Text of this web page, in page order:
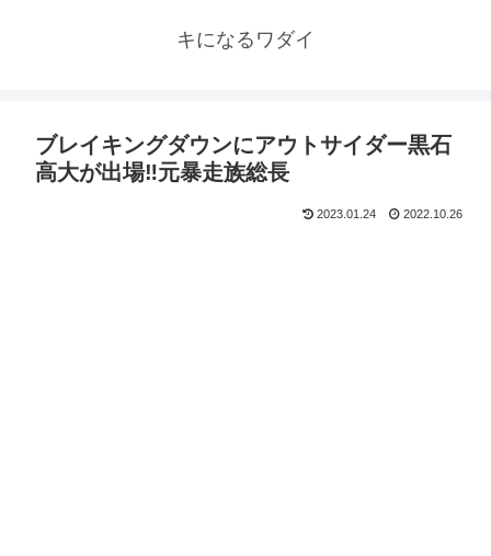
キになるワダイ
ブレイキングダウンにアウトサイダー黒石
高大が出場‼元暴走族総長
2023.01.24 2022.10.26